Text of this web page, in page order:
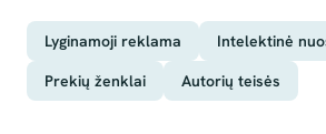
Lyginamoji reklama
Intelektinė
Prekių ženklai
Autorių teisės